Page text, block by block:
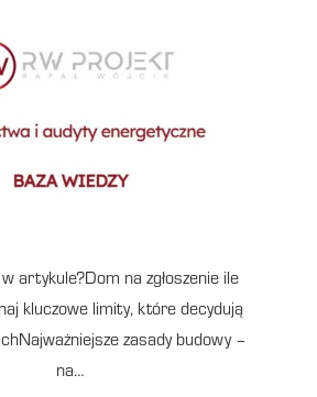
artykule?Dom na zgłoszenie ile
kluczowe limity, które decydują
zasady budowy –
na…